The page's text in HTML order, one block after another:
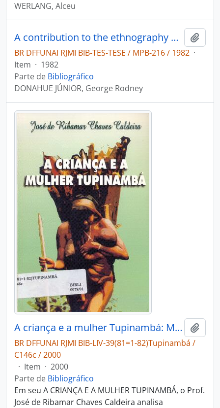
WERLANG, Alceu
A contribution to the ethnography of the Karajá indians of Central Brazil
BR DFFUNAI RJMI BIB-TES-TESE / MPB-216 / 1982 ·
Item · 1982
Parte de Bibliográfico
DONAHUE JÚNIOR, George Rodney
A criança e a mulher Tupinambá: Maranhão: século XVII.
BR DFFUNAI RJMI BIB-LIV-39(81=1-82)Tupinambá /
C146c / 2000
· Item · 2000
Parte de Bibliográfico
Em seu A CRIANÇA E A MULHER TUPINAMBÁ, o Prof.
José de Ribamar Chaves Caldeira analisa